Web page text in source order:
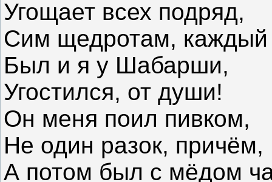
Угощает всех подряд,
Сим щедротам, каждый
Был и я у Шабарши,
Угостился, от души!
Он меня поил пивком,
Не один разок, причём,
А потом был с мёдом